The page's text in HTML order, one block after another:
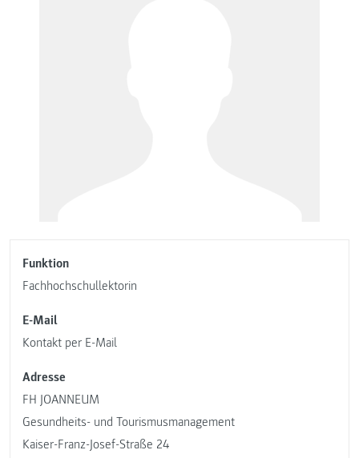
Funktion
Fachhochschullektorin
E-Mail
Kontakt per E-Mail
Adresse
FH JOANNEUM
Gesundheits- und Tourismusmanagement
Kaiser-Franz-Josef-Straße 24